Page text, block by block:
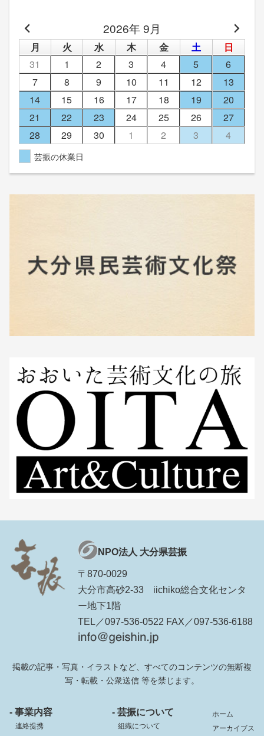
2026年 9月
月 火 水 木 金 土
日
31
1 2 3 4 5
6
7
8 9 10 11 12
13
14
15 16 17 18 19
20
21
22 23 24 25 26
27
28
29 30 1 2 3 4
芸振の休業日
NPO法人 大分県芸振
〒870-0029
大分市高砂2-33 iichiko総合文化センタ
ー地下1階
TEL／097-536-0522 FAX／097-536-6188
掲載の記事・写真・イラストなど、すべてのコンテンツの無断複
写・転載・公衆送信 等を禁じます。
- 事業内容
連絡提携
- 芸振について
組織について
ホーム
アーカイブス